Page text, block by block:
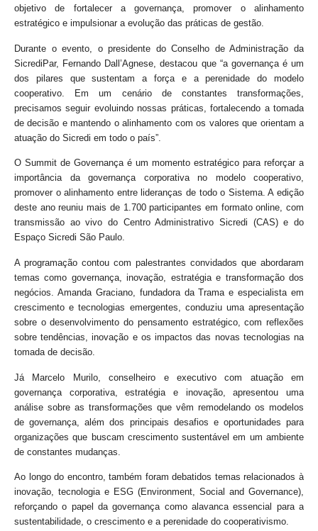
objetivo de fortalecer a governança, promover o alinhamento
estratégico e impulsionar a evolução das práticas de gestão.
Durante o evento, o presidente do Conselho de Administração da
SicrediPar, Fernando Dall’Agnese, destacou que “a governança é um
dos pilares que sustentam a força e a perenidade do modelo
cooperativo. Em um cenário de constantes transformações,
precisamos seguir evoluindo nossas práticas, fortalecendo a tomada
de decisão e mantendo o alinhamento com os valores que orientam a
atuação do Sicredi em todo o país”.
O Summit de Governança é um momento estratégico para reforçar a
importância da governança corporativa no modelo cooperativo,
promover o alinhamento entre lideranças de todo o Sistema. A edição
deste ano reuniu mais de 1.700 participantes em formato online, com
transmissão ao vivo do Centro Administrativo Sicredi (CAS) e do
Espaço Sicredi São Paulo.
A programação contou com palestrantes convidados que abordaram
temas como governança, inovação, estratégia e transformação dos
negócios. Amanda Graciano, fundadora da Trama e especialista em
crescimento e tecnologias emergentes, conduziu uma apresentação
sobre o desenvolvimento do pensamento estratégico, com reflexões
sobre tendências, inovação e os impactos das novas tecnologias na
tomada de decisão.
Já Marcelo Murilo, conselheiro e executivo com atuação em
governança corporativa, estratégia e inovação, apresentou uma
análise sobre as transformações que vêm remodelando os modelos
de governança, além dos principais desafios e oportunidades para
organizações que buscam crescimento sustentável em um ambiente
de constantes mudanças.
Ao longo do encontro, também foram debatidos temas relacionados à
inovação, tecnologia e ESG (Environment, Social and Governance),
reforçando o papel da governança como alavanca essencial para a
sustentabilidade, o crescimento e a perenidade do cooperativismo.